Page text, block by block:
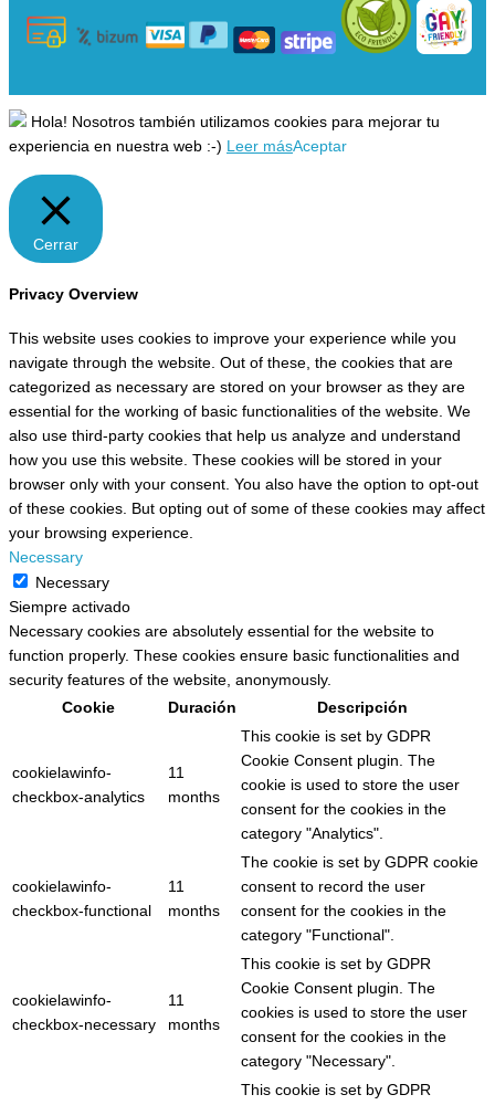
Hola! Nosotros también utilizamos cookies para mejorar tu
experiencia en nuestra web :-) Leer másAceptar
Cerrar
Privacy Overview
This website uses cookies to improve your experience while you
navigate through the website. Out of these, the cookies that are
categorized as necessary are stored on your browser as they are
essential for the working of basic functionalities of the website. We
also use third-party cookies that help us analyze and understand
how you use this website. These cookies will be stored in your
browser only with your consent. You also have the option to opt-out
of these cookies. But opting out of some of these cookies may affect
your browsing experience.
Necessary
Necessary
Siempre activado
Necessary cookies are absolutely essential for the website to
function properly. These cookies ensure basic functionalities and
security features of the website, anonymously.
Cookie
Duración Descripción
cookielawinfo-
checkbox-analytics
11
months
This cookie is set by GDPR
Cookie Consent plugin. The
cookie is used to store the user
consent for the cookies in the
category "Analytics".
cookielawinfo-
checkbox-functional
11
months
The cookie is set by GDPR cookie
consent to record the user
consent for the cookies in the
category "Functional".
cookielawinfo-
checkbox-necessary
11
months
This cookie is set by GDPR
Cookie Consent plugin. The
cookies is used to store the user
consent for the cookies in the
category "Necessary".
This cookie is set by GDPR